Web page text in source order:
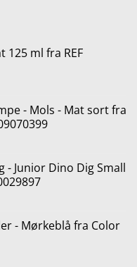
125 ml fra REF
kr..
- Mols - Mat sort fra
kr..
Junior Dino Dig Small
kr..
- Mørkeblå fra Color